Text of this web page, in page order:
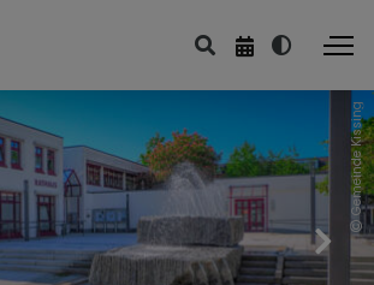
Gemeinde Kissing